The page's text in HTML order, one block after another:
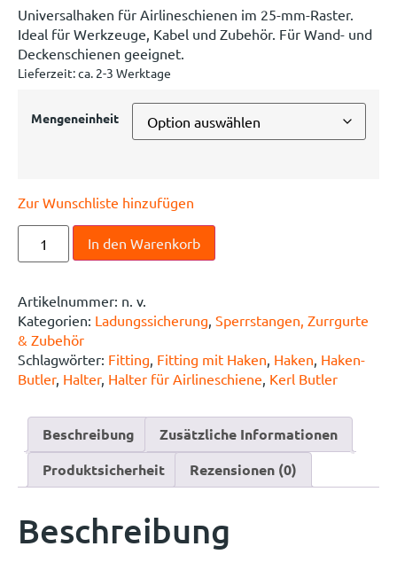
Universalhaken für Airlineschienen im 25-mm-Raster.
Ideal für Werkzeuge, Kabel und Zubehör. Für Wand- und
Deckenschienen geeignet.
Lieferzeit:ca. 2-3 Werktage
Mengeneinheit
Zur Wunschliste hinzufügen
In den Warenkorb
Artikelnummer: n. v.
Kategorien: Ladungssicherung Sperrstangen, Zurrgurte
& Zubehör
Schlagwörter: Fitting Fitting mit Haken Haken Haken-
Butler, Halter, Halter für Airlineschiene Kerl Butler
Beschreibung
Zusätzliche Informationen
Produktsicherheit
Rezensionen (0)
Beschreibung